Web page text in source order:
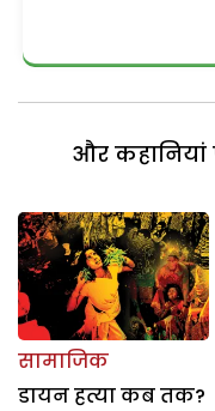
और
सामाजिक
डायन हत्या कब तक?